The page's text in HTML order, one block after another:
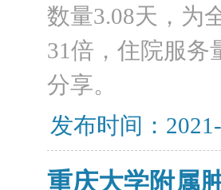
数量3.08天，为
31倍，住院服务
分享。
发布时间：
重庆大学附属